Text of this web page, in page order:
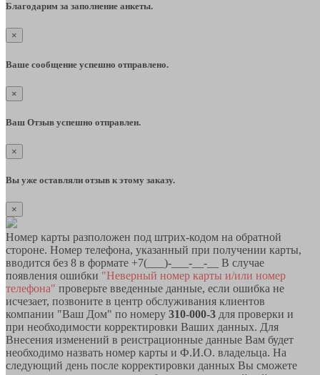
Благодарим за заполнение анкеты.
×
Ваше сообщение успешно отправлено.
×
Ваш Отзыв успешно отправлен.
×
Вы уже оставляли отзыв к этому заказу.
×
Номер карты разположен под штрих-кодом на обратной
стороне. Номер телефона, указанный при получении карты,
вводится без 8 в формате +7(___)-___-__-__ В случае
появления ошибки "Неверный номер карты и/или номер
телефона" проверьте введенные данные, если ошибка не
исчезает, позвоните в центр обслуживания клиентов
компании "Ваш Дом" по номеру 310-000-3 для проверки и
при необходимости корректировки Ваших данных. Для
Внесения изменений в реистрационные данные Вам будет
необходимо назвать номер карты и Ф.И.О. владельца. На
следующий день после корректировки данных Вы сможете